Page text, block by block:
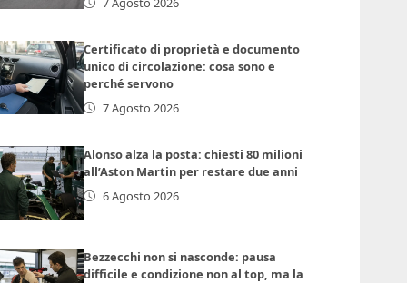
Certificato di proprietà e documento
unico di circolazione: cosa sono e
perché servono
7 Agosto 2026
Alonso alza la posta: chiesti 80 milioni
all’Aston Martin per restare due anni
6 Agosto 2026
Bezzecchi non si nasconde: pausa
difficile e condizione non al top, ma la